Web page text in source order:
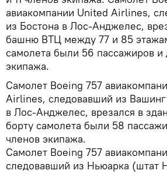
авиакомпании United Airlines,
из Бостона в Лос‑Анджелес,
башню ВТЦ между 77 и 85
самолета были 56 пассажиров и
экипажа.
Самолет Boeing 757
Airlines, следовавший из
в Лос‑Анджелес, врезался в
борту самолета были 58
членов экипажа.
Самолет Boeing 757
следовавший из Ньюарка (штат